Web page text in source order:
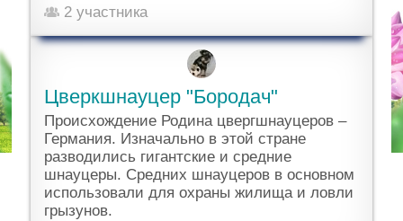
2 участника
Цверкшнауцер "Бородач"
Происхождение Родина цвергшнауцеров –
Германия. Изначально в этой стране
разводились гигантские и средние
шнауцеры. Средних шнауцеров в основном
использовали для охраны жилища и ловли
грызунов.